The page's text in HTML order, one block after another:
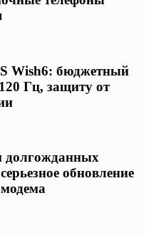
Wish6: бюджетный
Гц, защиту от
долгожданных
обновление